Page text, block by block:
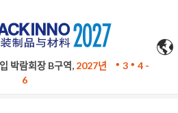
용일 뿐이며 정확하지 않을 수 있
은 원문을 참조하십시오.
박람회장 B구역, 2027년 3
4 -
6